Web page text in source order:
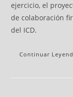
ejercicio, el
de colaboración
del ICD.
Continuar